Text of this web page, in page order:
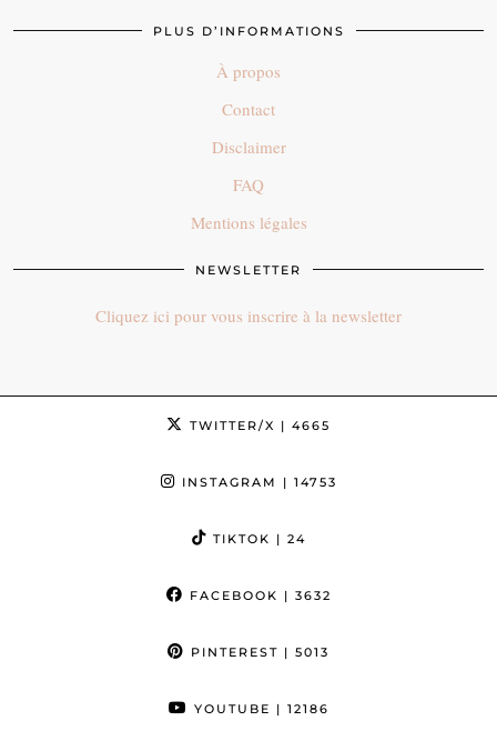
PLUS D’INFORMATIONS
À propos
Contact
Disclaimer
FAQ
Mentions légales
NEWSLETTER
Cliquez ici pour vous inscrire à la newsletter
TWITTER/X | 4665
INSTAGRAM | 14753
TIKTOK | 24
FACEBOOK | 3632
PINTEREST | 5013
YOUTUBE | 12186